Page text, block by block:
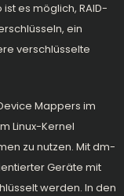
es möglich, RAID-
ein
verschlüsselte
Mappers im
Linux-Kernel
zu nutzen. Mit dm-
Geräte mit
werden. In den